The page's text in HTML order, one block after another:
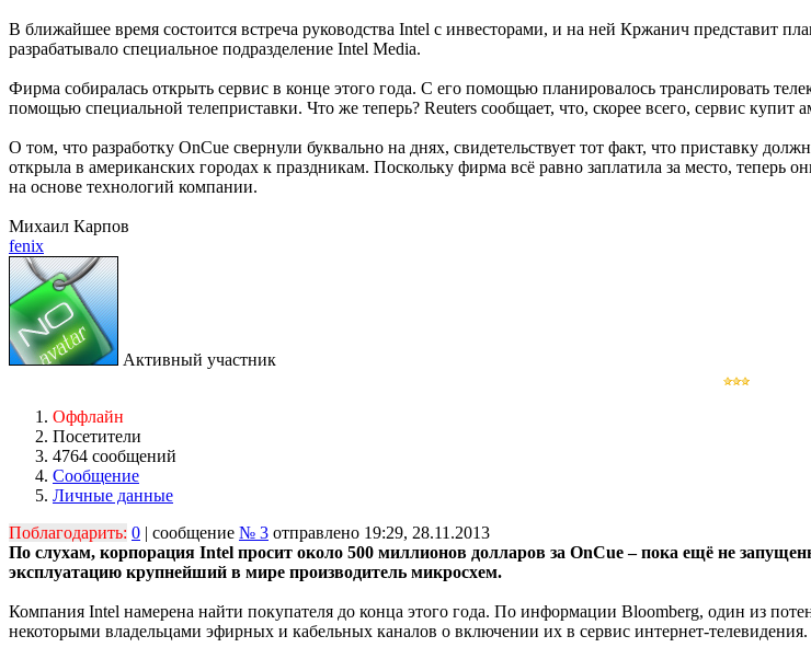
В ближайшее время состоится встреча руководства Intel с инвесторами, и на ней Кржанич представит
разрабатывало специальное подразделение Intel Media.
Фирма собиралась открыть сервис в конце этого года. С его помощью планировалось транслировать
помощью специальной телеприставки. Что же теперь? Reuters сообщает, что, скорее всего, сервис купит
О том, что разработку OnCue свернули буквально на днях, свидетельствует тот факт, что приставку
открыла в американских городах к праздникам. Поскольку фирма всё равно заплатила за место, теперь
на основе технологий компании.
Михаил Карпов
fenix
Активный участник
Оффлайн
Посетители
4764 сообщений
Сообщение
Личные данные
Поблагодарить: 0 | сообщение № 3 отправлено 19:29, 28.11.2013
По слухам, корпорация Intel просит около 500 миллионов долларов за OnCue – пока ещё не
эксплуатацию крупнейший в мире производитель микросхем.
Компания Intel намерена найти покупателя до конца этого года. По информации Bloomberg, один из
некоторыми владельцами эфирных и кабельных каналов о включении их в сервис интернет-телевидения.